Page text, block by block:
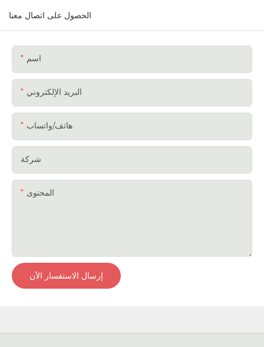
الحصول على اتصال معنا
اسم
البريد الإلكتروني
هاتف/واتساب
شركة
المحتوى
إرسال الاستفسار الآن